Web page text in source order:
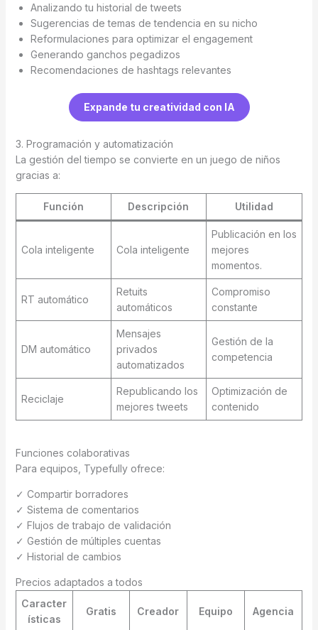
Analizando tu historial de tweets
Sugerencias de temas de tendencia en su nicho
Reformulaciones para optimizar el engagement
Generando ganchos pegadizos
Recomendaciones de hashtags relevantes
Expande tu creatividad con IA
3. Programación y automatización
La gestión del tiempo se convierte en un juego de niños
gracias a:
Función Descripción Utilidad
Cola inteligente Cola inteligente
Publicación en los
mejores
momentos.
RT automático
Retuits
automáticos
Compromiso
constante
DM automático
Mensajes
privados
automatizados
Gestión de la
competencia
Reciclaje
Republicando los
mejores tweets
Optimización de
contenido
Funciones colaborativas
Para equipos, Typefully ofrece:
✓ Compartir borradores
✓ Sistema de comentarios
✓ Flujos de trabajo de validación
✓ Gestión de múltiples cuentas
✓ Historial de cambios
Precios adaptados a todos
Caracter
ísticas
Gratis Creador Equipo Agencia